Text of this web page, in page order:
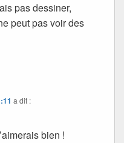
pas dessiner,
peut pas voir des
a dit :
bien !